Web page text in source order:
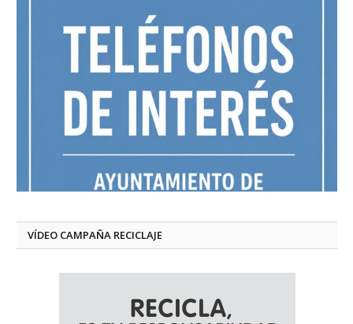
VÍDEO CAMPAÑA RECICLAJE